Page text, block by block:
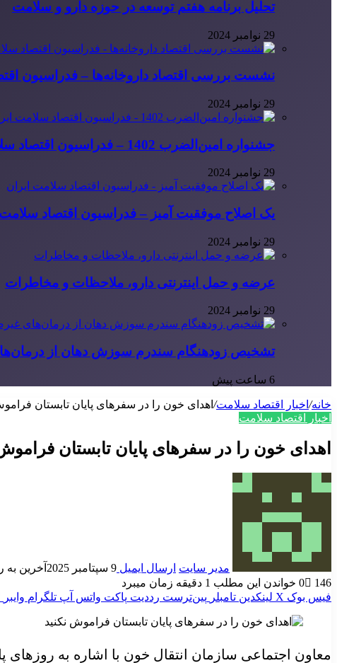
تحلیل برنامه هفتم توسعه در حوزه دارو و سلامت
29 نوامبر 2024
نشست بررسی اقتصاد داروخانه‌ها – فدراسیون
29 نوامبر 2024
جشنواره امین‌الضرب 1402 – فدراسیون اقتصاد سلامت ایران
29 نوامبر 2024
یک اصلاح موفقیت آمیز – فدراسیون اقتصاد سلامت
29 نوامبر 2024
عرضه و حمل اینترنتی دارو، ملاحظات و مخاطرات
29 نوامبر 2024
تشخیص زودهنگام سندرم سوزش دهان از
6 ساعت پیش
خانه/ اخبار اقتصاد سلامت/ اهدای خون را در سفرهای پایان تابستان
اخبار اقتصاد سلامت
اهدای خون را در سفرهای پایان تابستان
مدیر سایت ارسال ایمیل 9 سپتامبر 2025
آخرین به روز
0
146
خواندن این مطلب 1 دقیقه زمان میبرد
فیس بوک X لینکدین ‫تامبلر ‫پین‌ترست ‫رددیت پاکت واتس آپ تلگرام وایبر
معاون اجتماعی سازمان انتقال خون با اشاره به